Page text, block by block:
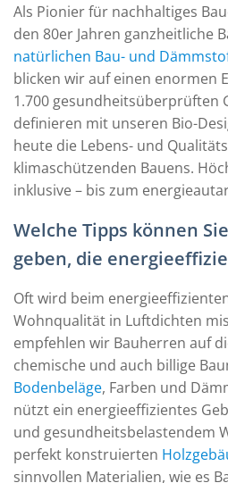
Als Pionier für nachhaltiges
den 80er Jahren ganzheitliche
natürlichen Bau- und
blicken wir auf einen enormen
1.700 gesundheitsüberprüften
definieren mit unseren Bio-
heute die Lebens- und
klimaschützenden Bauens.
inklusive – bis zum
Welche Tipps können
geben, die
Oft wird beim
Wohnqualität in Luftdichten
empfehlen wir Bauherren auf
chemische und auch billige
Bodenbeläge, Farben und
nützt ein energieeffizientes
und gesundheitsbelastendem
perfekt konstruierten
sinnvollen Materialien, wie es